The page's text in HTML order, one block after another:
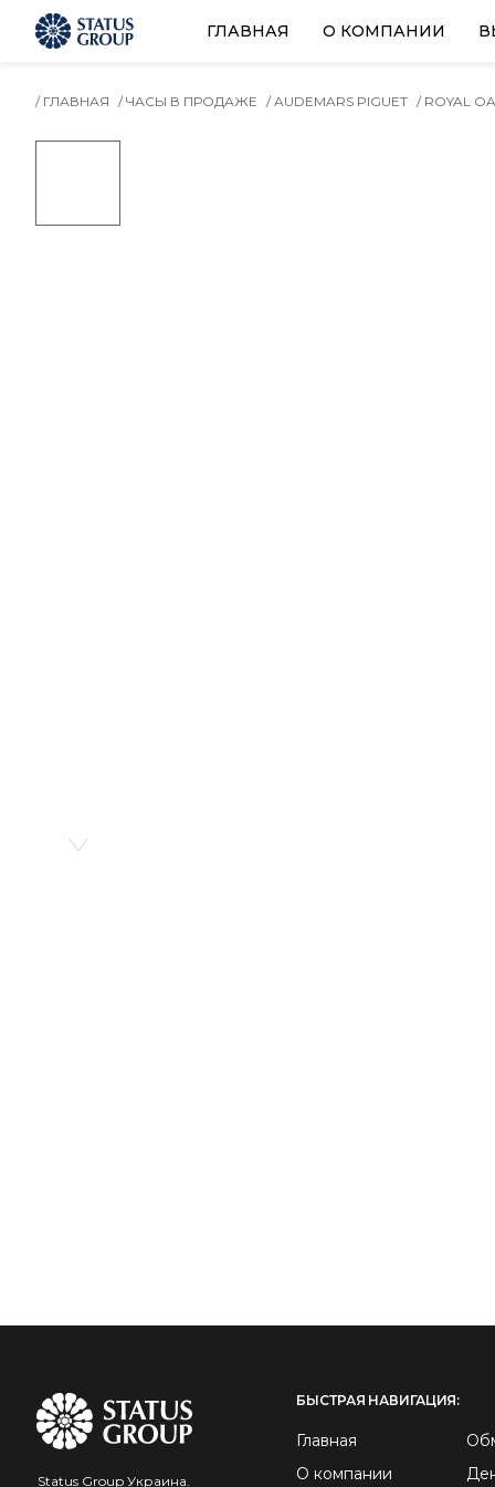
ГЛАВНАЯ О КОМПАНИИ
/ ГЛАВНАЯ / ЧАСЫ В ПРОДАЖЕ / AUDEMARS PIGUET / ROYAL
Status Group Украина.
БЫСТРАЯ НАВИГАЦИЯ:
Главная
О компании